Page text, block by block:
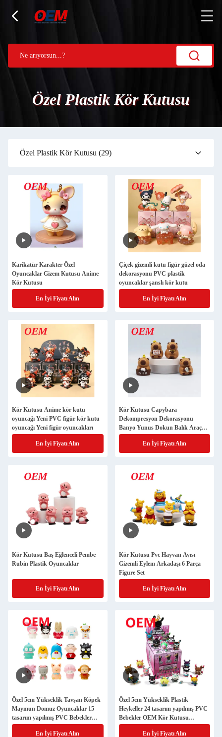
Özel Plastik Kör Kutusu
Özel Plastik Kör Kutusu (29)
Karikatür Karakter Özel
Oyuncaklar Gizem Kutusu Anime
Kör Kutusu
En İyi Fiyatı Alın
Çiçek gizemli kutu figür güzel oda
dekorasyonu PVC plastik
oyuncaklar şanslı kör kutu
En İyi Fiyatı Alın
Kör Kutusu Anime kör kutu
oyuncağı Yeni PVC figür kör kutu
oyuncağı Yeni figür oyuncakları
En İyi Fiyatı Alın
Kör Kutusu Capybara
Dekompresyon Dekorasyonu
Banyo Yunus Dokun Balık Araç
Dekorasyonu
En İyi Fiyatı Alın
Kör Kutusu Baş Eğlenceli Pembe
Rubin Plastik Oyuncaklar
En İyi Fiyatı Alın
Kör Kutusu Pvc Hayvan Ayısı
Gizemli Eylem Arkadaşı 6 Parça
Figure Set
En İyi Fiyatı Alın
Özel 5cm Yükseklik Tavşan Köpek
Maymun Domuz Oyuncaklar 15
tasarım yapılmış PVC Bebekler
OEM Kör Kutusu Mini Oyuncaklar
En İyi Fiyatı Alın
Özel 5cm Yükseklik Plastik
Heykeller 24 tasarım yapılmış PVC
Bebekler OEM Kör Kutusu
Oyuncaklar
En İyi Fiyatı Alın